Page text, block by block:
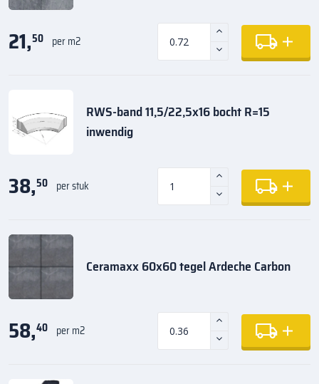
21,50 per m2
RWS-band 11,5/22,5x16 bocht R=15
inwendig
38,50 per stuk
Ceramaxx 60x60 tegel Ardeche Carbon
58,40 per m2